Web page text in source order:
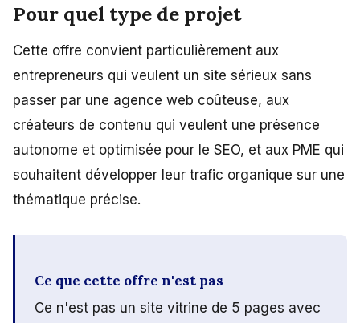
Pour quel type de projet
Cette offre convient particulièrement aux
entrepreneurs qui veulent un site sérieux sans
passer par une agence web coûteuse, aux
créateurs de contenu qui veulent une présence
autonome et optimisée pour le SEO, et aux PME qui
souhaitent développer leur trafic organique sur une
thématique précise.
Ce que cette offre n'est pas
Ce n'est pas un site vitrine de 5 pages avec